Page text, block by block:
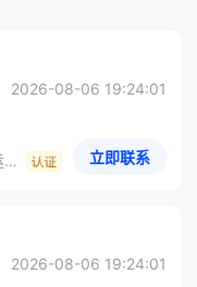
2026-08-06 19:24:01
中国电信股份有限公司广德渠道运营中心
立即联系
2026-08-06 19:24:01